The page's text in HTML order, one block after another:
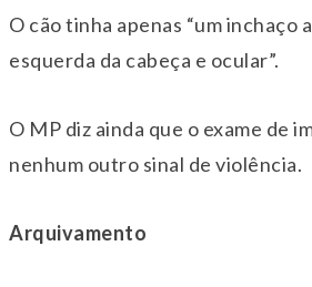
O cão tinha apenas “um inchaço
esquerda da cabeça e ocular”.
O MP diz ainda que o exame de
nenhum outro sinal de violência.
Arquivamento